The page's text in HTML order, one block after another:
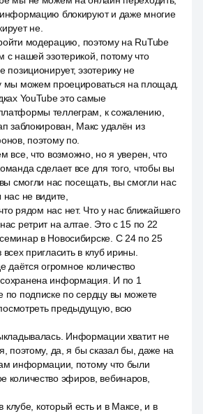
информацию блокируют и даже многие
не.
модерацию, поэтому на RuTube
с нашей эзотерикой, потому что
позиционирует, эзотерику не
мы можем проецироваться на площад.
YouTube это самые
теллеграм, к сожалению,
заблокирован, Макс удалён из
поэтому по.
все, что возможно, но я уверен, что
сделает все для того, чтобы вы
смогли нас посещать, вы смогли нас
не видите,
рядом нас нет. Что у нас ближайшего
ретрит на алтае. Это с 15 по 22
в Новосибирске. С 24 по 25
пригласить в клуб ирины.
даётся огромное количество
информация. И по 1
по подписке по сердцу вы можете
предыдущую, всю
Информации хватит не
поэтому, да, я бы сказал бы, даже на
информации, потому что были
количество эфиров, вебинаров,
клубе, который есть и в Максе, и в